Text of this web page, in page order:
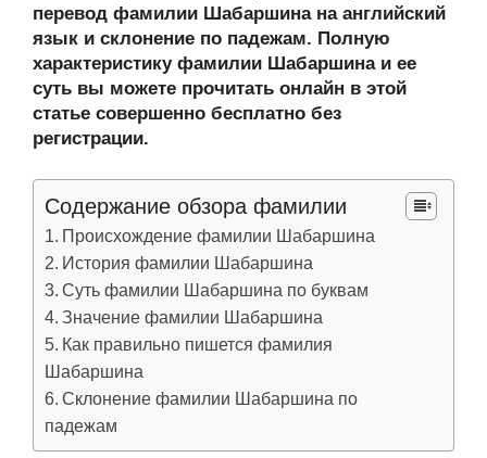
перевод фамилии Шабаршина на английский
язык и склонение по падежам. Полную
характеристику фамилии Шабаршина и ее
суть вы можете прочитать онлайн в этой
статье совершенно бесплатно без
регистрации.
Содержание обзора фамилии
Происхождение фамилии Шабаршина
История фамилии Шабаршина
Суть фамилии Шабаршина по буквам
Значение фамилии Шабаршина
Как правильно пишется фамилия
Шабаршина
Склонение фамилии Шабаршина по
падежам